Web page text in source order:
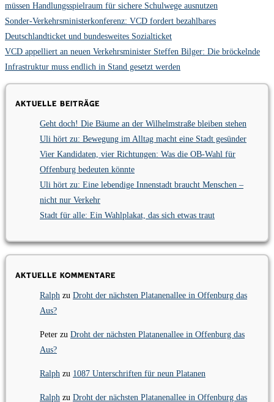
müssen Handlungsspielraum für sichere Schulwege ausnutzen
Sonder-Verkehrsministerkonferenz: VCD fordert bezahlbares
Deutschlandticket und bundesweites Sozialticket
VCD appelliert an neuen Verkehrsminister Steffen Bilger: Die bröckelnde
Infrastruktur muss endlich in Stand gesetzt werden
Aktuelle Beiträge
Geht doch! Die Bäume an der Wilhelmstraße bleiben stehen
Uli hört zu: Bewegung im Alltag macht eine Stadt gesünder
Vier Kandidaten, vier Richtungen: Was die OB-Wahl für
Offenburg bedeuten könnte
Uli hört zu: Eine lebendige Innenstadt braucht Menschen –
nicht nur Verkehr
Stadt für alle: Ein Wahlplakat, das sich etwas traut
Aktuelle Kommentare
Ralph zu Droht der nächsten Platanenallee in Offenburg das
Aus?
Peter zu Droht der nächsten Platanenallee in Offenburg das
Aus?
Ralph zu 1087 Unterschriften für neun Platanen
Ralph zu Droht der nächsten Platanenallee in Offenburg das